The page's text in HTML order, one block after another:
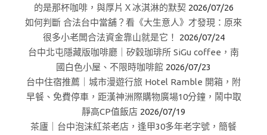
的是那杯咖啡，與厚片Ｘ冰淇淋的默契 2026/07/26
如何判斷 合法台中當舖？看《大生意人》才發現：原來
很多小老闆合法資金靠山就是它！
2026/07/24
台中北屯隱藏版咖啡廳｜矽穀珈琲所 SiGu coffee，南
國白色小屋、不限時咖啡館 2026/07/23
台中住宿推薦｜城市漫遊行旅 Hotel Ramble 開箱，附
早餐、免費停車，距漢神洲際購物廣場10分鐘，鬧中取
靜高CP值飯店 2026/07/19
茶廬｜台中泡沫紅茶老店，逢甲30多年老字號，簡餐